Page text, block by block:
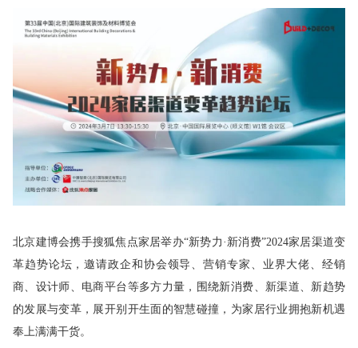
北京建博会携手搜狐焦点家居举办“新势力·新消费”2024家居渠道变
革趋势论坛，邀请政企和协会领导、营销专家、业界大佬、经销
商、设计师、电商平台等多方力量，围绕新消费、新渠道、新趋势
的发展与变革，展开别开生面的智慧碰撞，为家居行业拥抱新机遇
奉上满满干货。